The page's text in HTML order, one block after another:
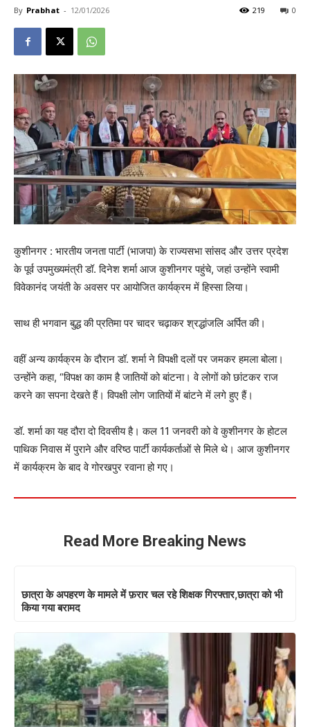
By Prabhat - 12/01/2026 0
219
कुशीनगर : भारतीय जनता पार्टी (भाजपा) के राज्यसभा सांसद और उत्तर प्रदेश
के पूर्व उपमुख्यमंत्री डॉ. दिनेश शर्मा आज कुशीनगर पहुंचे, जहां उन्होंने स्वामी
विवेकानंद जयंती के अवसर पर आयोजित कार्यक्रम में हिस्सा लिया।
साथ ही भगवान बुद्ध की प्रतिमा पर चादर चढ़ाकर श्रद्धांजलि अर्पित की।
वहीं अन्य कार्यक्रम के दौरान डॉ. शर्मा ने विपक्षी दलों पर जमकर हमला बोला।
उन्होंने कहा, “विपक्ष का काम है जातियों को बांटना। वे लोगों को छांटकर राज
करने का सपना देखते हैं। विपक्षी लोग जातियों में बांटने में लगे हुए हैं।
डॉ. शर्मा का यह दौरा दो दिवसीय है। कल 11 जनवरी को वे कुशीनगर के होटल
पाथिक निवास में पुराने और वरिष्ठ पार्टी कार्यकर्ताओं से मिले थे। आज कुशीनगर
में कार्यक्रम के बाद वे गोरखपुर रवाना हो गए।
Read More Breaking News
छात्रा के अपहरण के मामले में फ़रार चल रहे शिक्षक गिरफ्तार,छात्रा को भी
किया गया बरामद